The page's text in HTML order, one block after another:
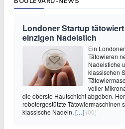
Londoner Startup
einzigen Nadelstich
Ein
Tätowieren
Nadelstiche
klassischen
voller
die oberste Hautschicht abgeben.
robotergestützte Tätowiermaschinen
klassische Nadeln, […] (00)